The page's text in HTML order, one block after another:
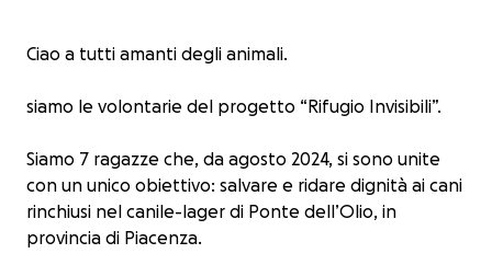
Ciao a tutti amanti degli animali.
siamo le volontarie del progetto “Rifugio Invisibili”.
Siamo 7 ragazze che, da agosto 2024, si sono unite
con un unico obiettivo: salvare e ridare dignità ai cani
rinchiusi nel canile-lager di Ponte dell’Olio, in
provincia di Piacenza.